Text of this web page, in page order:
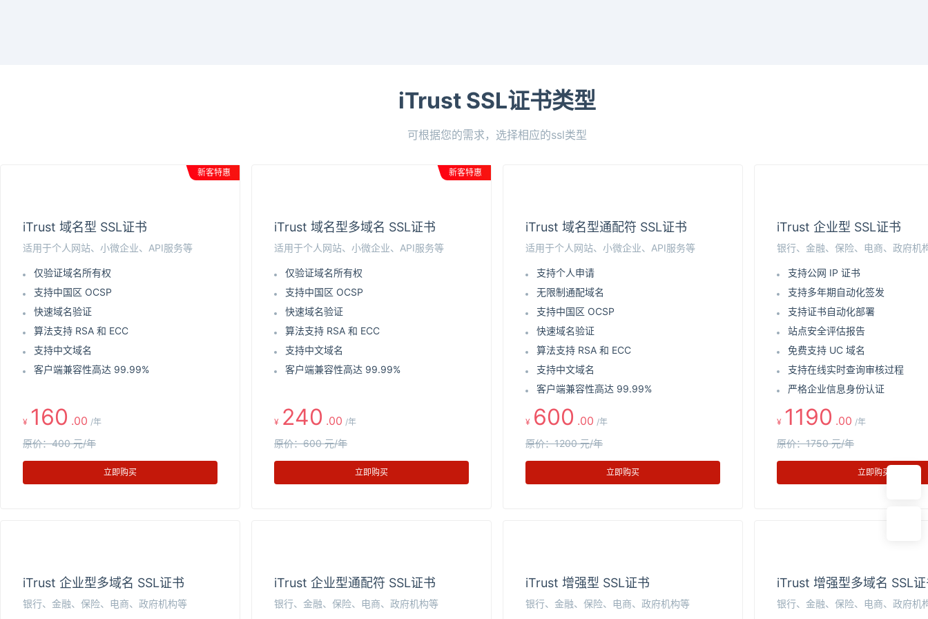
iTrust SSL证书类型
可根据您的需求，选择相应的ssl类型
新客特惠
iTrust 域名型 SSL证书
适用于个人网站、小微企业、API服务等
仅验证域名所有权
支持中国区 OCSP
快速域名验证
算法支持 RSA 和 ECC
支持中文域名
客户端兼容性高达 99.99%
¥ 160 .00 /年
原价：400 元/年
立即购买
新客特惠
iTrust 域名型多域名 SSL证书
适用于个人网站、小微企业、API服务等
仅验证域名所有权
支持中国区 OCSP
快速域名验证
算法支持 RSA 和 ECC
支持中文域名
客户端兼容性高达 99.99%
¥ 240 .00 /年
原价：600 元/年
立即购买
iTrust 域名型通配符 SSL证书
适用于个人网站、小微企业、API服务等
支持个人申请
无限制通配域名
支持中国区 OCSP
快速域名验证
算法支持 RSA 和 ECC
支持中文域名
客户端兼容性高达 99.99%
¥ 600 .00 /年
原价：1200 元/年
立即购买
iTrust 企业型 SSL证书
银行、金融、保险、电商、政府机
支持公网 IP 证书
支持多年期自动化签发
支持证书自动化部署
站点安全评估报告
免费支持 UC 域名
支持在线实时查询审核过程
严格企业信息身份认证
¥ 1190 .00 /年
原价：1750 元/年
立即购买
iTrust 企业型多域名 SSL证书
银行、金融、保险、电商、政府机构等
iTrust 企业型通配符 SSL证书
银行、金融、保险、电商、政府机构等
iTrust 增强型 SSL证书
银行、金融、保险、电商、政府机构等
iTrust 增强型多域名 SSL
银行、金融、保险、电商、政府机